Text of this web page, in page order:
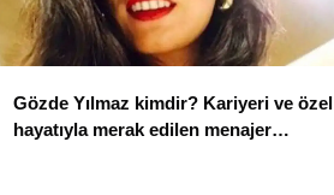
Gözde Yılmaz kimdir? Kariyeri ve özel
hayatıyla merak edilen menajer